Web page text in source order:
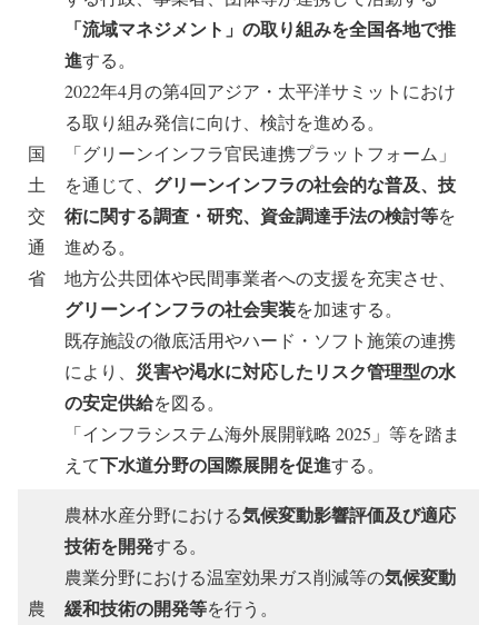
国
土
交
通
省
「流域マネジメント」の取り組みを全国各地で推
進する。
2022年4月の第4回アジア・太平洋サミットにおけ
る取り組み発信に向け、検討を進める。
「グリーンインフラ官民連携プラットフォーム」
を通じて、 グリーンインフラの社会的な普及、技
術に関する調査・研究、資金調達手法の検討等を
進める。
地方公共団体や民間事業者への支援を充実させ、
グリーンインフラの社会実装を加速する。
既存施設の徹底活用やハード・ソフト施策の連携
により、 災害や渇水に対応したリスク管理型の水
の安定供給を図る。
「インフラシステム海外展開戦略 2025」等を踏ま
えて下水道分野の国際展開を促進する。
農
農林水産分野における気候変動影響評価及び適応
技術を開発する。
農業分野における温室効果ガス削減等の気候変動
緩和技術の開発等を行う。